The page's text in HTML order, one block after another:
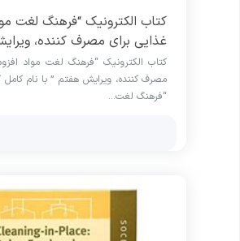
کتاب الکترونیک “فرهنگ لغت
غذایی برای مصرف کننده،
کتاب الکترونیک “فرهنگ لغت مواد
مصرف کننده، ویرایش هفتم ” با نام کامل
“فرهنگ لغت…